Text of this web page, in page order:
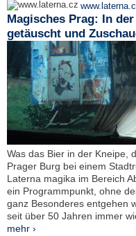
Magisches Prag: In
getäuscht und
Was das Bier in der Kneipe,
Prager Burg bei einem
Laterna magika im Bereich
ein Programmpunkt, ohne
ganz Besonderes entgehen
seit über 50 Jahren immer
mehr ›